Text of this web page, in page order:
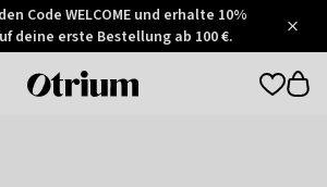
Code WELCOME und erhalte 10%
deine erste Bestellung ab 100 €.
Otrium